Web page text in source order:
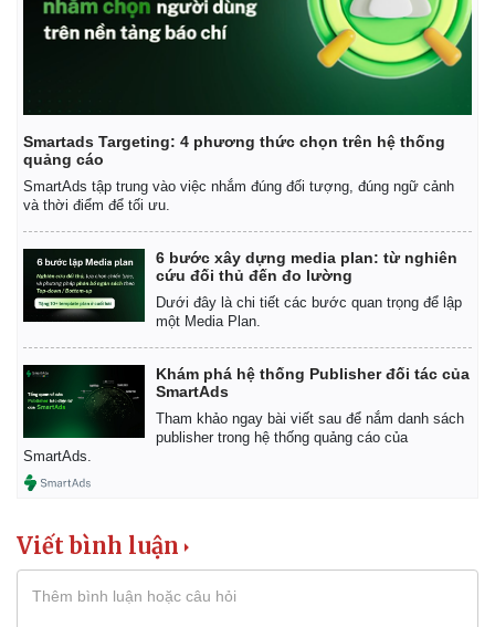
Smartads Targeting: 4 phương thức chọn trên hệ thống
quảng cáo
SmartAds tập trung vào việc nhắm đúng đối tượng, đúng ngữ cảnh
và thời điểm để tối ưu.
6 bước xây dựng media plan: từ nghiên
cứu đối thủ đến đo lường
Dưới đây là chi tiết các bước quan trọng để lập
một Media Plan.
Khám phá hệ thống Publisher đối tác của
SmartAds
Tham khảo ngay bài viết sau để nắm danh sách
publisher trong hệ thống quảng cáo của
SmartAds.
Viết bình luận